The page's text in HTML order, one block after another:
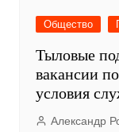
Общество
Тыловые
вакансии
условия
Александр